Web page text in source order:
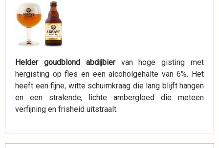
Helder goudblond abdijbiervan hoge gisting met
hergisting op fles en een alcoholgehalte van 6%. Het
heeft een fijne, witte schuimkraag die lang blijft hangen
en een stralende, lichte ambergloed die meteen
verfijning en frisheid uitstraalt.